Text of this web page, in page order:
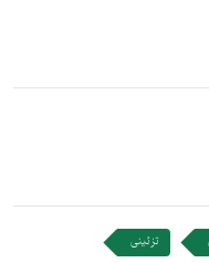
تزئینی